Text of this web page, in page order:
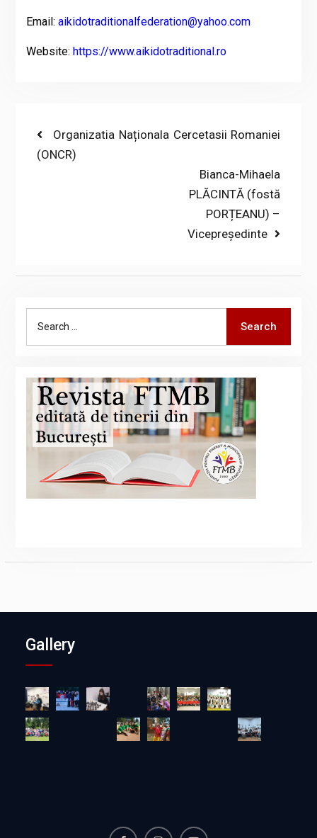
Email: aikidotraditionalfederation@yahoo.com
Website: https://www.aikidotraditional.ro
Post
navigation
Previous
post:
Organizatia Naționala Cercetasii Romaniei
(ONCR)
Next
post:
Bianca-Mihaela
PLĂCINTĂ (fostă
PORȚEANU) –
Vicepreședinte
Search
Gallery